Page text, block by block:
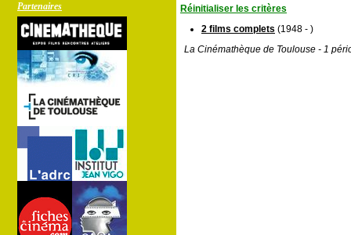
Partenaires
Réinitialiser les critères
2 films complets (1948 - )
La Cinémathèque de Toulouse - 1